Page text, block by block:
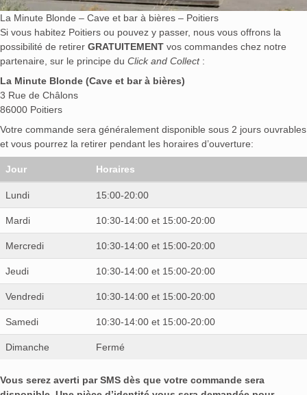
La Minute Blonde – Cave et bar à bières – Poitiers
Si vous habitez Poitiers ou pouvez y passer, nous vous offrons la
possibilité de retirer GRATUITEMENT vos commandes chez notre
partenaire, sur le principe du Click and Collect:
La Minute Blonde (Cave et bar à bières)
3 Rue de Châlons
86000 Poitiers
Votre commande sera généralement disponible sous 2 jours ouvrables
et vous pourrez la retirer pendant les horaires d’ouverture:
Jour Horaires
Lundi 15:00-20:00
Mardi 10:30-14:00 et 15:00-20:00
Mercredi 10:30-14:00 et 15:00-20:00
Jeudi 10:30-14:00 et 15:00-20:00
Vendredi 10:30-14:00 et 15:00-20:00
Samedi 10:30-14:00 et 15:00-20:00
Dimanche Fermé
Vous serez averti par SMS dès que votre commande sera